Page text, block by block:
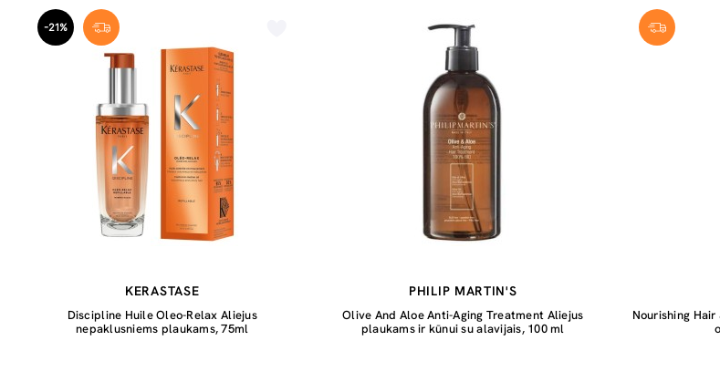
-21%
KERASTASE
Discipline Huile Oleo-Relax Aliejus
nepaklusniems plaukams, 75ml
PHILIP MARTIN'S
Olive And Aloe Anti-Aging Treatment Aliejus
plaukams ir kūnui su alavijais, 100 ml
Nourishing